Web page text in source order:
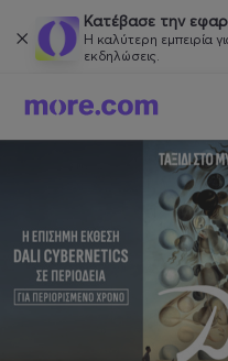
Κατέβασε την
Η καλύτερη εμπειρία
εκδηλώσεις.